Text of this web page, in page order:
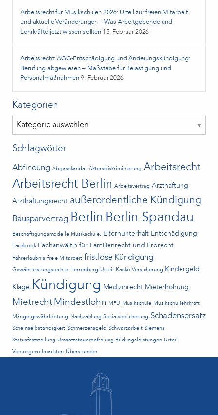
Arbeitsrecht für Musikschulen 2026: Urteil zur freien Mitarbeit
und aktuelle Veränderungen – Was Arbeitgebende und
Lehrkräfte jetzt wissen sollten 15. Februar 2026
Arbeitsrecht: AGG-Entschädigung und Änderungskündigung:
Berufung abgewiesen – Maßstäbe für Belästigung und
Personalmaßnahmen 9. Februar 2026
Kategorien
Kategorien
Schlagwörter
Abfindung Abgasskandal Aktersdiskriminierung Arbeitsrecht
Arbeitsrecht Berlin Arbeitsvertrag Arzthaftung
Arzthaftungsrecht außerordentliche Kündigung
Bausparvertrag Berlin Berlin Spandau
Beschäftigungsmodelle Musikschule. Elternunterhalt Entschädigung
Facebook Fachanwältin für Familienrecht und Erbrecht
Fahrerlaubnis freie Mitarbeit fristlose Kündigung
Gewährleistungsrechte Herrenberg-Urteil Kasko Versicherung Kindergeld
Klage Kündigung Medizinrecht Mieterhöhung
Mietrecht Mindestlohn MPU Musikschule Musikschullehrkraft
Mängelgewährleistung Nachzahlung Sozialversicherung Schadensersatz
Scheinselbständigkeit Schmerzensgeld Schwarzarbeit Siemens
Statusfeststellung Umsatzsteuerbefreiung Bildungsleistungen Urteil
Vorsorgevollmachten Überstunden